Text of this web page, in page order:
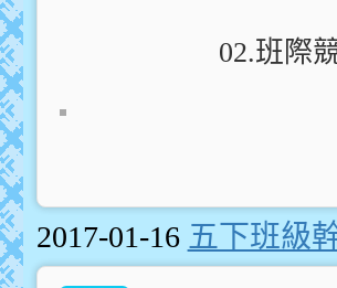
02.班際
2017-01-16 五下班級